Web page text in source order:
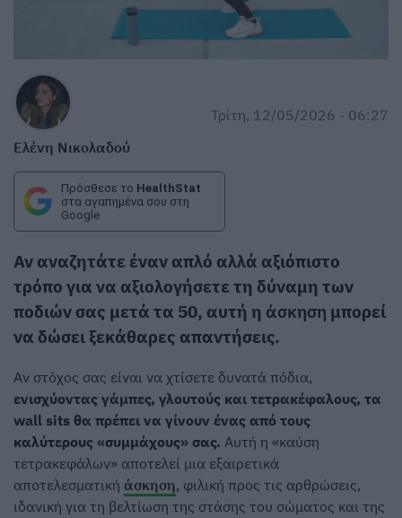
Ελένη Νικολαδού
Τρίτη, 12/05/2026 - 06:27
Πρόσθεσε το HealthStat
στα αγαπημένα σου στη
Google
Αν αναζητάτε έναν απλό αλλά αξιόπιστο
τρόπο για να αξιολογήσετε τη δύναμη των
ποδιών σας μετά τα 50, αυτή η άσκηση μπορεί
να δώσει ξεκάθαρες απαντήσεις.
Αν στόχος σας είναι να χτίσετε δυνατά πόδια,
ενισχύοντας γάμπες, γλουτούς και τετρακέφαλους, τα
wall sits θα πρέπει να γίνουν ένας από τους
καλύτερους «συμμάχους» σας. Αυτή η «καύση
τετρακεφάλων» αποτελεί μια εξαιρετικά
αποτελεσματική άσκηση, φιλική προς τις αρθρώσεις,
ιδανική για τη βελτίωση της στάσης του σώματος και της